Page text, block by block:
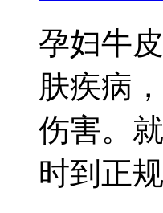
孕妇牛
肤疾病
伤害。
时到正